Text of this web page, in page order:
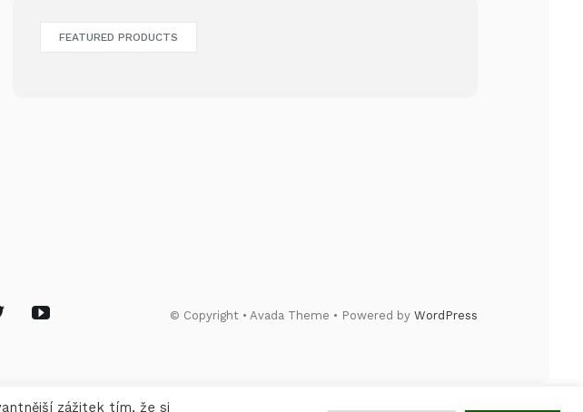
FEATURED PRODUCTS
© Copyright • Avada Theme • Powered by WordPress
zážitek tím, že si